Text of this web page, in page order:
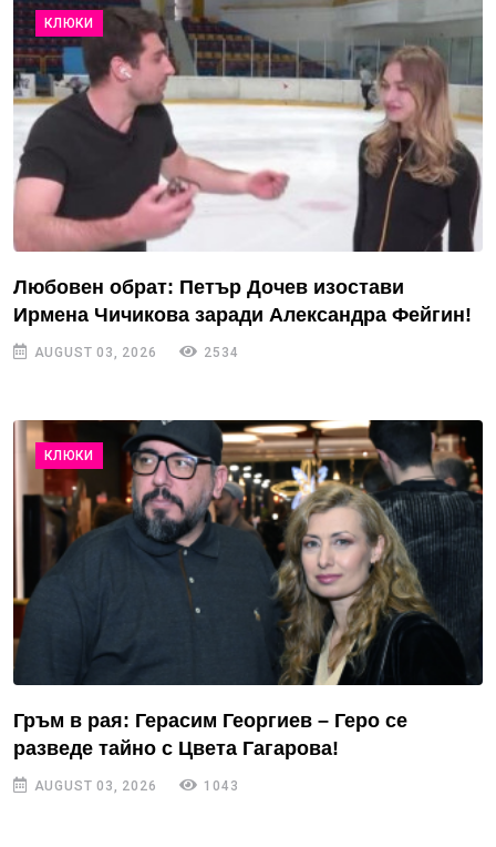
КЛЮКИ
Любовен обрат: Петър Дочев изостави
Ирмена Чичикова заради Александра Фейгин!
AUGUST 03, 2026 2534
КЛЮКИ
Гръм в рая: Герасим Георгиев – Геро се
разведе тайно с Цвета Гагарова!
AUGUST 03, 2026 1043